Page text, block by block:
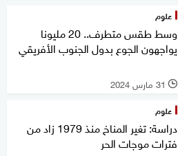
علوم
وسط طقس متطرف.. 20 مليونا
يواجهون الجوع بدول الجنوب الأفريقي
l 31 مارس 2024
علوم
دراسة: تغير المناخ منذ 1979 زاد من
فترات موجات الحر